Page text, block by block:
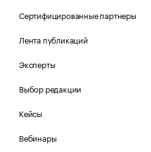
Сертифицированные партнеры
Лента публикаций
Эксперты
Выбор редакции
Кейсы
Вебинары